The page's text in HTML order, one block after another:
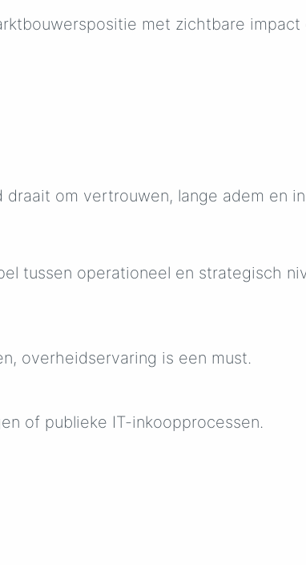
met zichtbare
om vertrouwen, lange adem en
tussen operationeel en strategisch
overheidservaring is een must.
of publieke IT-inkoopprocessen.